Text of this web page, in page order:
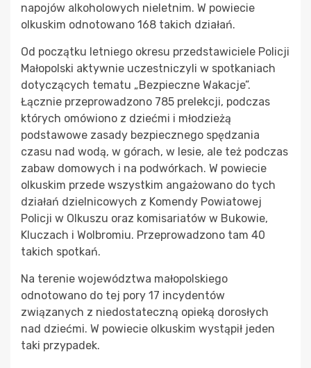
napojów alkoholowych nieletnim. W powiecie
olkuskim odnotowano 168 takich działań.
Od początku letniego okresu przedstawiciele Policji
Małopolski aktywnie uczestniczyli w spotkaniach
dotyczących tematu „Bezpieczne Wakacje”.
Łącznie przeprowadzono 785 prelekcji, podczas
których omówiono z dziećmi i młodzieżą
podstawowe zasady bezpiecznego spędzania
czasu nad wodą, w górach, w lesie, ale też podczas
zabaw domowych i na podwórkach. W powiecie
olkuskim przede wszystkim angażowano do tych
działań dzielnicowych z Komendy Powiatowej
Policji w Olkuszu oraz komisariatów w Bukowie,
Kluczach i Wolbromiu. Przeprowadzono tam 40
takich spotkań.
Na terenie województwa małopolskiego
odnotowano do tej pory 17 incydentów
związanych z niedostateczną opieką dorosłych
nad dziećmi. W powiecie olkuskim wystąpił jeden
taki przypadek.